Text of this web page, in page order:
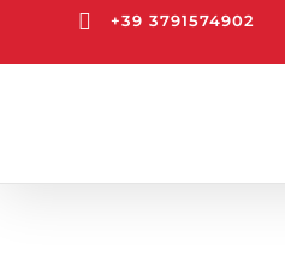
 +39 3791574902